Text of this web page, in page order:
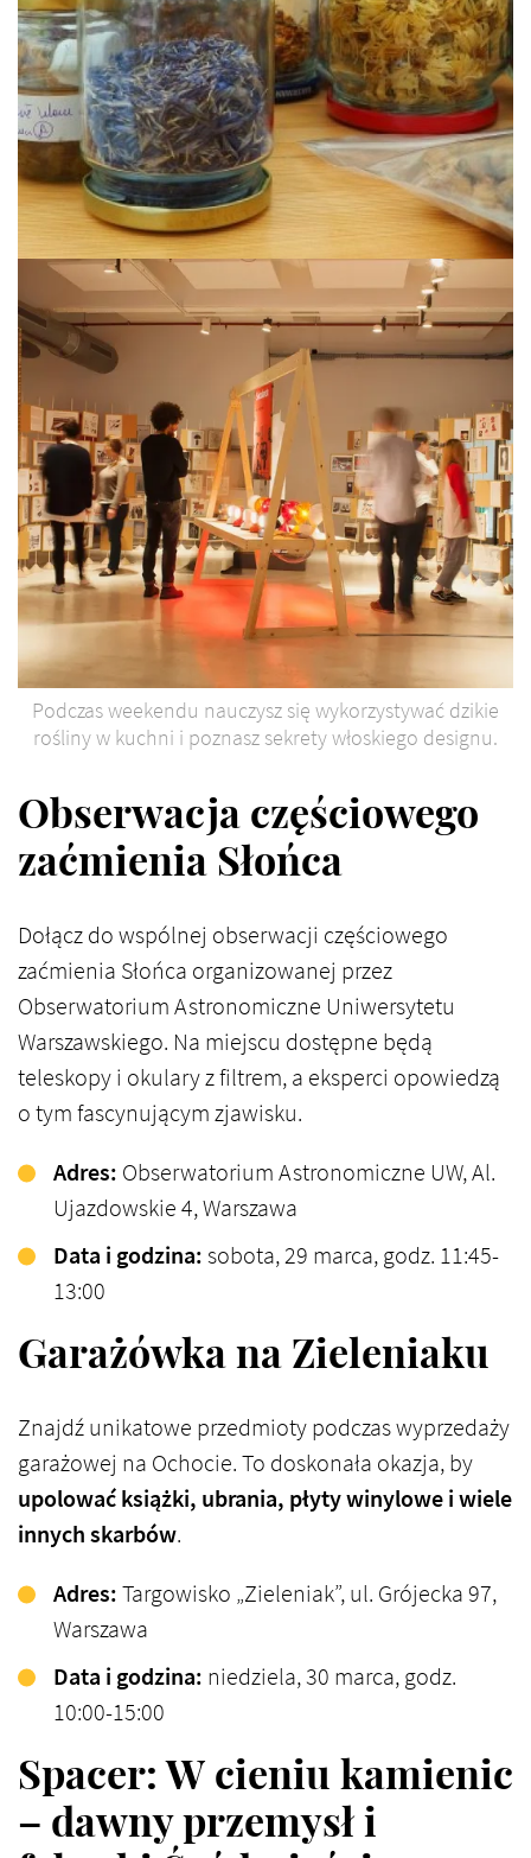
Podczas weekendu nauczysz się wykorzystywać dzikie
rośliny w kuchni i poznasz sekrety włoskiego designu.
Obserwacja częściowego
zaćmienia Słońca
Dołącz do wspólnej obserwacji częściowego
zaćmienia Słońca organizowanej przez
Obserwatorium Astronomiczne Uniwersytetu
Warszawskiego. Na miejscu dostępne będą
teleskopy i okulary z filtrem, a eksperci opowiedzą
o tym fascynującym zjawisku.​
Adres: Obserwatorium Astronomiczne UW, Al.
Ujazdowskie 4, Warszawa
Data i godzina:sobota, 29 marca, godz. 11:45-
13:00​
Garażówka na Zieleniaku
Znajdź unikatowe przedmioty podczas wyprzedaży
garażowej na Ochocie. To doskonała okazja, by
upolować książki, ubrania, płyty winylowe i wiele
innych skarbów.
Adres:Targowisko „Zieleniak”, ul. Grójecka 97,
Warszawa
Data i godzina: niedziela, 30 marca, godz.
10:00-15:00​
Spacer: W cieniu kamienic
– dawny przemysł i